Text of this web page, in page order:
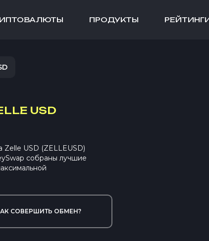
ПРОДУКТЫ
USD
USD (ZELLEUSD)
собраны лучшие
СОВЕРШИТЬ ОБМЕН?